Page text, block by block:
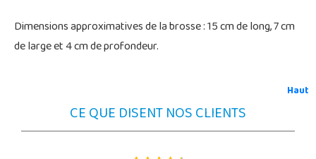
Dimensions approximatives de la brosse : 15 cm de long, 7 cm
de large et 4 cm de profondeur.
Haut
CE QUE DISENT NOS CLIENTS